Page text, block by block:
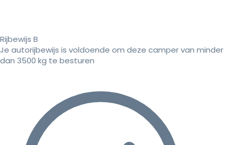
Rijbewijs B
Je autorijbewijs is voldoende om deze camper van minder
dan 3500 kg te besturen